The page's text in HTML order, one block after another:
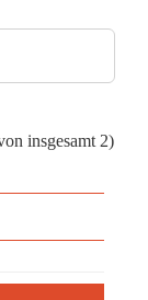
insgesamt 2)